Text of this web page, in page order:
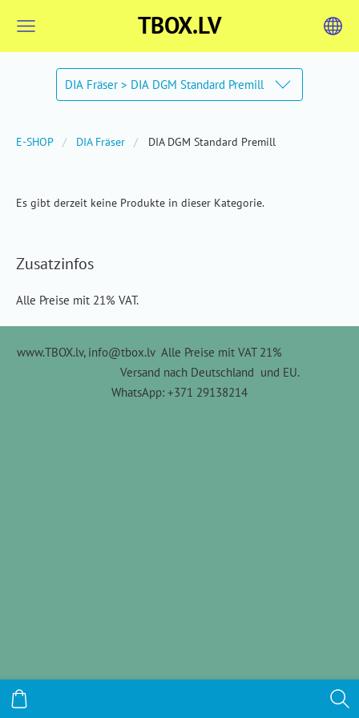
TBOX.LV
DIA Fräser > DIA DGM Standard Premill
Zusatzinfos
Alle Preise mit 21% VAT.
E-SHOP DIA Fräser DIA DGM Standard Premill
Es gibt derzeit keine Produkte in dieser Kategorie.
www.TBOX.lv, info@tbox.lvAlle Preise mit VAT 21%
Versand nach Deutschland und EU.
WhatsApp: +371 29138214